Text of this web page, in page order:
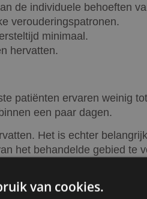
de individuele behoeften
verouderingspatronen.
minimaal.
hervatten.
patiënten ervaren weinig
een paar dagen.
Het is echter
het behandelde gebied te
enkele dagen tot
gebieden.
van cookies.